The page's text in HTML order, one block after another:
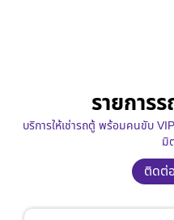
รายการร
บริการให้เช่ารถตู้ พร้อมคนขับ
มิ
ติดต่